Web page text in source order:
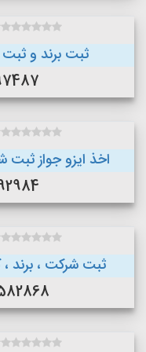
ثبت برند و
اخذ ایزو جواز ثبت
ثبت شرکت ، برند